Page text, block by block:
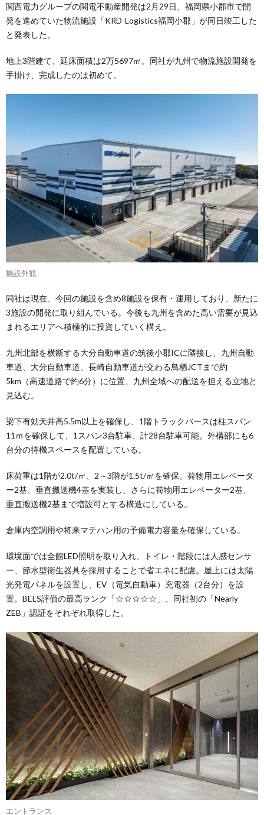
関西電力グループの関電不動産開発は2月29日、福岡県小郡市で開
発を進めていた物流施設「KRD-Logistics福岡小郡」が同日竣工した
と発表した。
地上3階建て、延床面積は2万5697㎡。同社が九州で物流施設開発を
手掛け、完成したのは初めて。
施設外観
同社は現在、今回の施設を含め8施設を保有・運用しており、新たに
3施設の開発に取り組んでいる。今後も九州を含めた高い需要が見込
まれるエリアへ積極的に投資していく構え。
九州北部を横断する大分自動車道の筑後小郡ICに隣接し、九州自動
車道、大分自動車道、長崎自動車道が交わる鳥栖JCTまで約
5km（高速道路で約6分）に位置、九州全域への配送を担える立地と
見込む。
梁下有効天井高5.5m以上を確保し、1階トラックバースは柱スパン
11ｍを確保して、1スパン3台駐車、計28台駐車可能。外構部にも6
台分の待機スペースを配置している。
床荷重は1階が2.0t/㎡、2～3階が1.5t/㎡を確保。荷物用エレベータ
ー2基、垂直搬送機4基を実装し、さらに荷物用エレベーター2基、
垂直搬送機2基まで増設可とする構造にしている。
倉庫内空調用や将来マテハン用の予備電力容量を確保している。
環境面では全館LED照明を取り入れ、トイレ・階段には人感センサ
ー、節水型衛生器具を採用することで省エネに配慮。屋上には太陽
光発電パネルを設置し、EV（電気自動車）充電器（2台分）を設
置。BELS評価の最高ランク「☆☆☆☆☆」、同社初の「Nearly
ZEB」認証をそれぞれ取得した。
エントランス